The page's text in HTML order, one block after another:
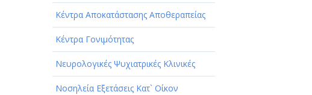
Κέντρα Αποκατάστασης Αποθεραπείας
Κέντρα Γονιμότητας
Νευρολογικές Ψυχιατρικές Κλινικές
Νοσηλεία Εξετάσεις Κατ` Οίκον